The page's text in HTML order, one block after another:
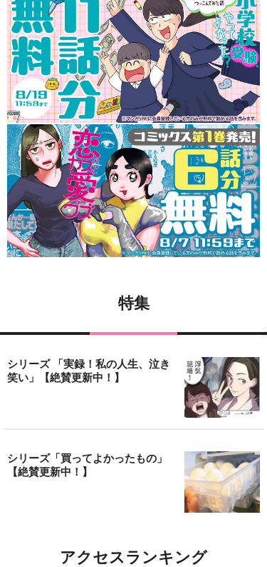
特集
シリーズ 「実録！私の人生、泣き
笑い」【絶賛更新中！】
シリーズ「買ってよかったもの」
【絶賛更新中！】
アクセスランキング